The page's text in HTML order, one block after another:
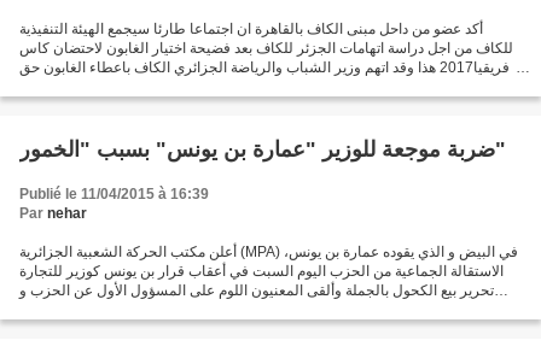
أكد عضو من داحل مبنى الكاف بالقاهرة ان اجتماعا طارئا سيجمع الهيئة التنفيذية
للكاف من اجل دراسة اتهامات الجزئر للكاف بعد فضيحة اختيار الغابون لاحتضان كاس
افريقيا2017 هذا وقد اتهم وزير الشباب والرياضة الجزائري الكاف باعطاء الغابون حق
ضربة موجعة للوزير "عمارة بن يونس" بسبب "الخمور"
Publié le 11/04/2015 à 16:39
Par nehar
أعلن مكتب الحركة الشعبية الجزائرية (MPA) في البيض و الذي يقوده عمارة بن يونس،
الاستقالة الجماعية من الحزب اليوم السبت في أعقاب قرار بن يونس كوزير للتجارة
تحرير بيع الكحول بالجملة وألقى المعنيون اللوم على المسؤول الأول عن الحزب و